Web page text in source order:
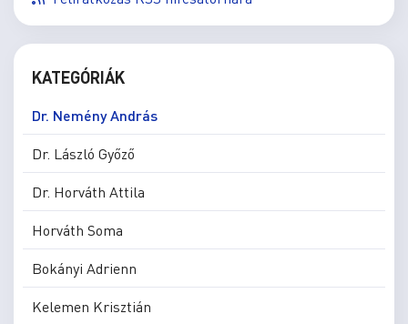
KATEGÓRIÁK
Dr. Nemény András
Dr. László Győző
Dr. Horváth Attila
Horváth Soma
Bokányi Adrienn
Kelemen Krisztián